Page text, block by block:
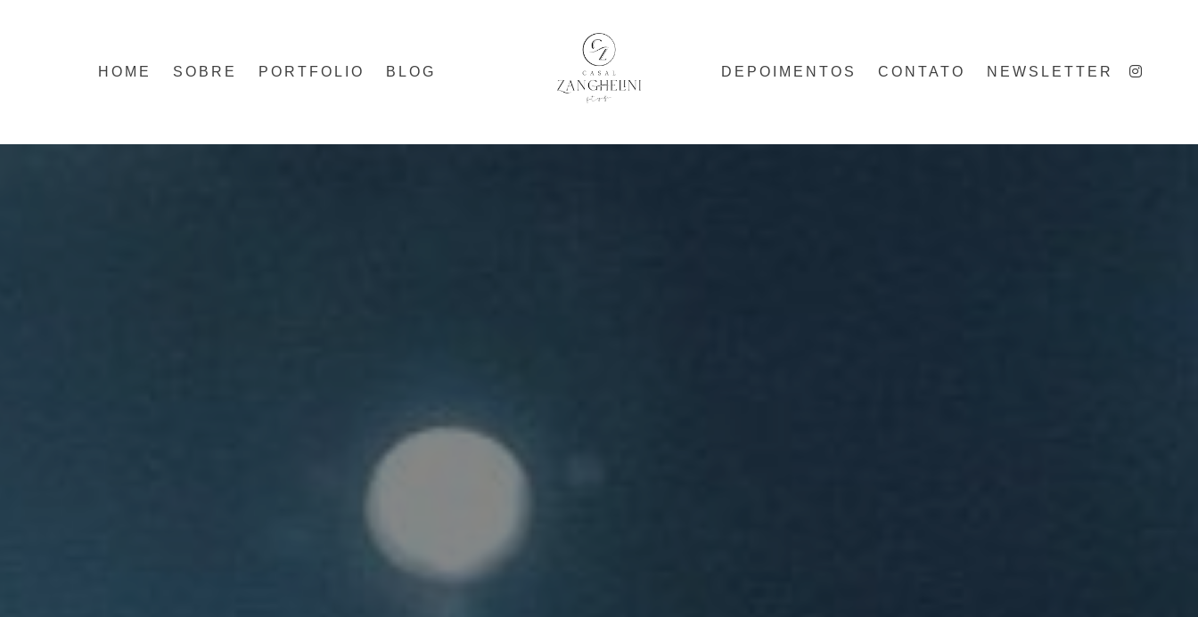
HOME SOBRE PORTFOLIO BLOG DEPOIMENTOS CONTATO NEWSLETTER